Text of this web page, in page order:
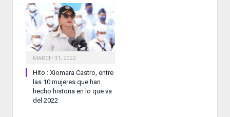
MARCH 31, 2022
Hito : Xiomara Castro, entre
las 10 mujeres que han
hecho historia en lo que va
del 2022